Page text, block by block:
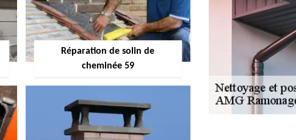
Réparation de solin de
cheminée 59